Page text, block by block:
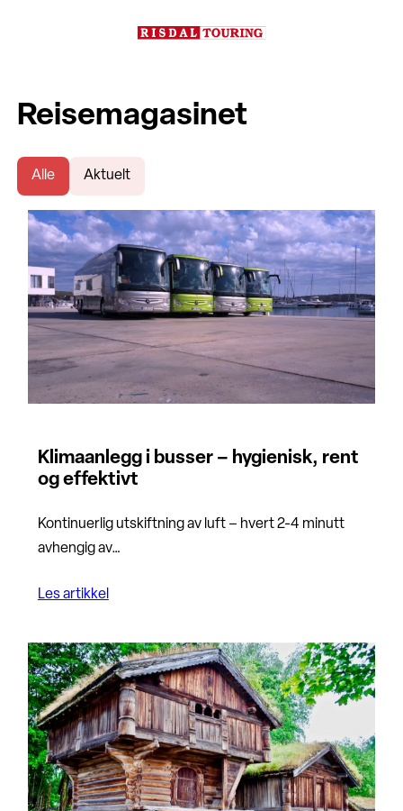
Reisemagasinet
Alle Aktuelt
Klimaanlegg i busser – hygienisk, rent
og effektivt
Kontinuerlig utskiftning av luft – hvert 2-4 minutt
avhengig av…
Les artikkel